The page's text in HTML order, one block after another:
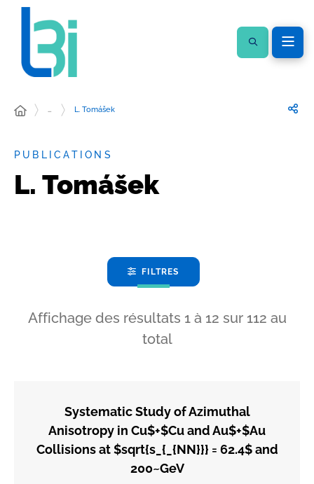
… L. Tomášek
PUBLICATIONS
L. Tomášek
FILTRES
Affichage des résultats 1à 12 sur 112 au
total
Systematic Study of Azimuthal
Anisotropy in Cu$+$Cu and Au$+$Au
Collisions at $sqrt{s_{_{NN}}} = 62.4$ and
200~GeV